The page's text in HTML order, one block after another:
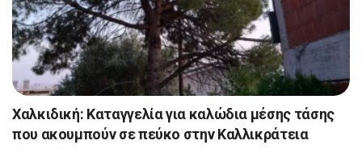
Χαλκιδική: Καταγγελία για καλώδια μέσης τάσης
που ακουμπούν σε πεύκο στην Καλλικράτεια